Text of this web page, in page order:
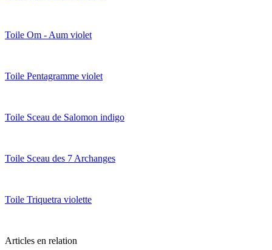
Toile Om - Aum violet
Toile Pentagramme violet
Toile Sceau de Salomon indigo
Toile Sceau des 7 Archanges
Toile Triquetra violette
Articles en relation